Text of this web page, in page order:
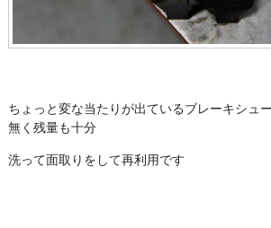
ちょっと変な当たりが出ているブレーキシュ
無く残量も十分
洗って面取りをして再利用です